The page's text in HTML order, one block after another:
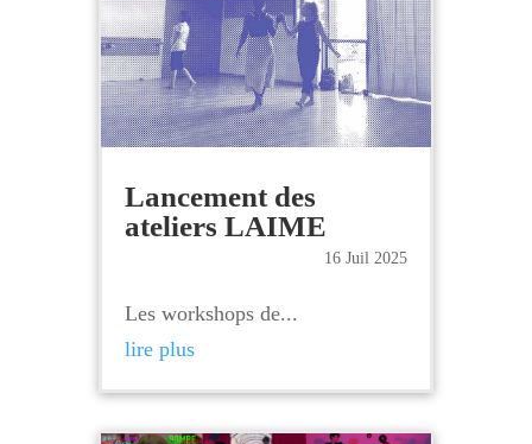
Lancement des
ateliers LAIME
16 Juil 2025
Les workshops de...
lire plus